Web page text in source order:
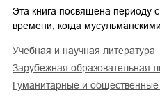
Эта книга посвящена периоду
времени, когда
учебная и научная литература
зарубежная образовательная
гуманитарные и общественные